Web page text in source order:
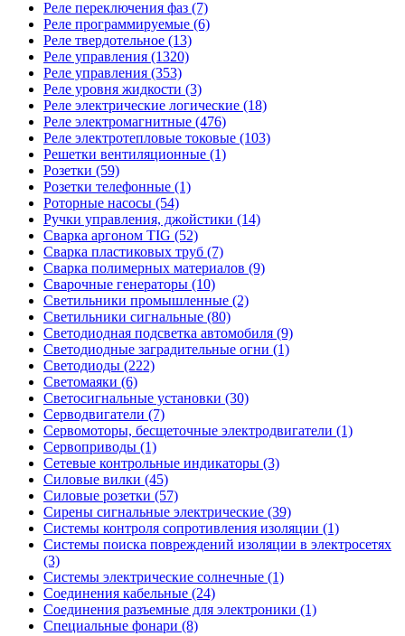
Реле переключения фаз (7)
Реле программируемые (6)
Реле твердотельное (13)
Реле управления (1320)
Реле управления (353)
Реле уровня жидкости (3)
Реле электрические логические (18)
Реле электромагнитные (476)
Реле электротепловые токовые (103)
Решетки вентиляционные (1)
Розетки (59)
Розетки телефонные (1)
Роторные насосы (54)
Ручки управления, джойстики (14)
Сварка аргоном TIG (52)
Сварка пластиковых труб (7)
Сварка полимерных материалов (9)
Сварочные генераторы (10)
Светильники промышленные (2)
Светильники сигнальные (80)
Светодиодная подсветка автомобиля (9)
Светодиодные заградительные огни (1)
Светодиоды (222)
Светомаяки (6)
Светосигнальные установки (30)
Серводвигатели (7)
Сервомоторы, бесщеточные электродвигатели (1)
Сервоприводы (1)
Сетевые контрольные индикаторы (3)
Силовые вилки (45)
Силовые розетки (57)
Сирены сигнальные электрические (39)
Системы контроля сопротивления изоляции (1)
Системы поиска повреждений изоляции в электросетях
(3)
Системы электрические солнечные (1)
Соединения кабельные (24)
Соединения разъемные для электроники (1)
Специальные фонари (8)